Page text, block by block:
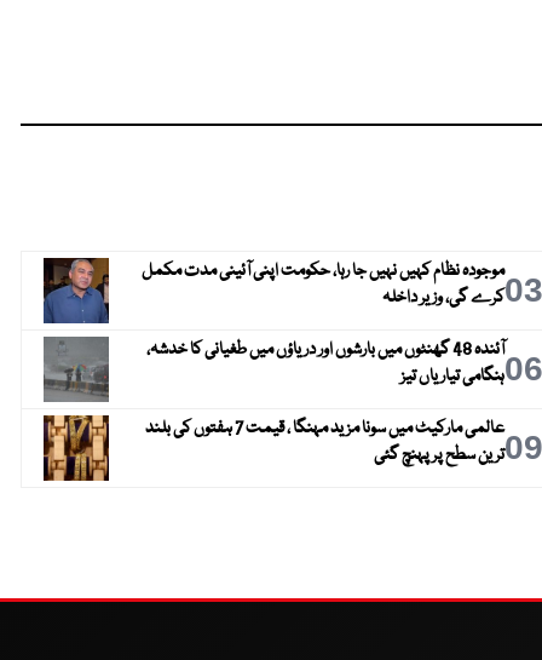
03موجودہ نظام کہیں نہیں جا رہا، حکومت اپنی آئینی مدت مکمل
کرے گی، وزیر داخلہ
06
آئندہ 48 گھنٹوں میں بارشوں اور دریاؤں میں طغیانی کا خدشہ،
ہنگامی تیاریاں تیز
09
عالمی مارکیٹ میں سونا مزید مہنگا ، قیمت 7 ہفتوں کی بلند
ترین سطح پر پہنچ گئی